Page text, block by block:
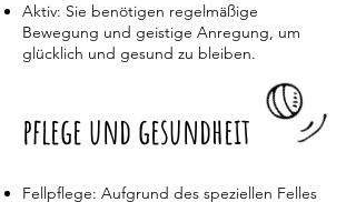
Aktiv: Sie benötigen regelmäßige
Bewegung und geistige Anregung, um
glücklich und gesund zu bleiben.
pflege und gesundheit
Fellpflege: Aufgrund des speziellen Felles